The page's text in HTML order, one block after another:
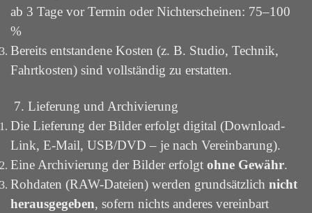
ab 3 Tage vor Termin oder Nichterscheinen: 75–100
%
Bereits entstandene Kosten (z. B. Studio, Technik,
Fahrtkosten) sind vollständig zu erstatten.
7. Lieferung und Archivierung
Die Lieferung der Bilder erfolgt digital (Download-
Link, E-Mail, USB/DVD – je nach Vereinbarung).
Eine Archivierung der Bilder erfolgt ohne Gewähr.
Rohdaten (RAW-Dateien) werden grundsätzlich nicht
herausgegeben, sofern nichts anderes vereinbart